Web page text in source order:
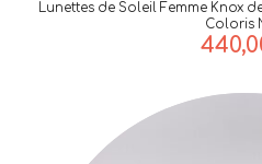
Lunettes de Soleil Femme Knox
Coloris